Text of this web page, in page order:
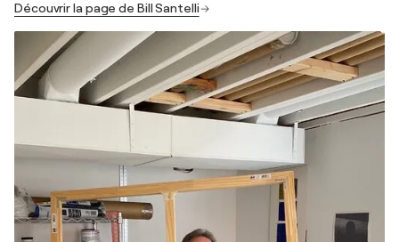
Découvrir la page de Bill Santelli